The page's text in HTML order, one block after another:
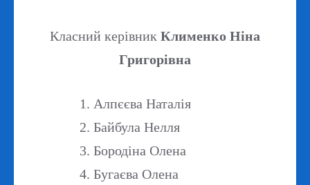
Класний керівник Клименко Ніна
Григорівна
Алпєєва Наталія
Байбула Нелля
Бородіна Олена
Бугаєва Олена